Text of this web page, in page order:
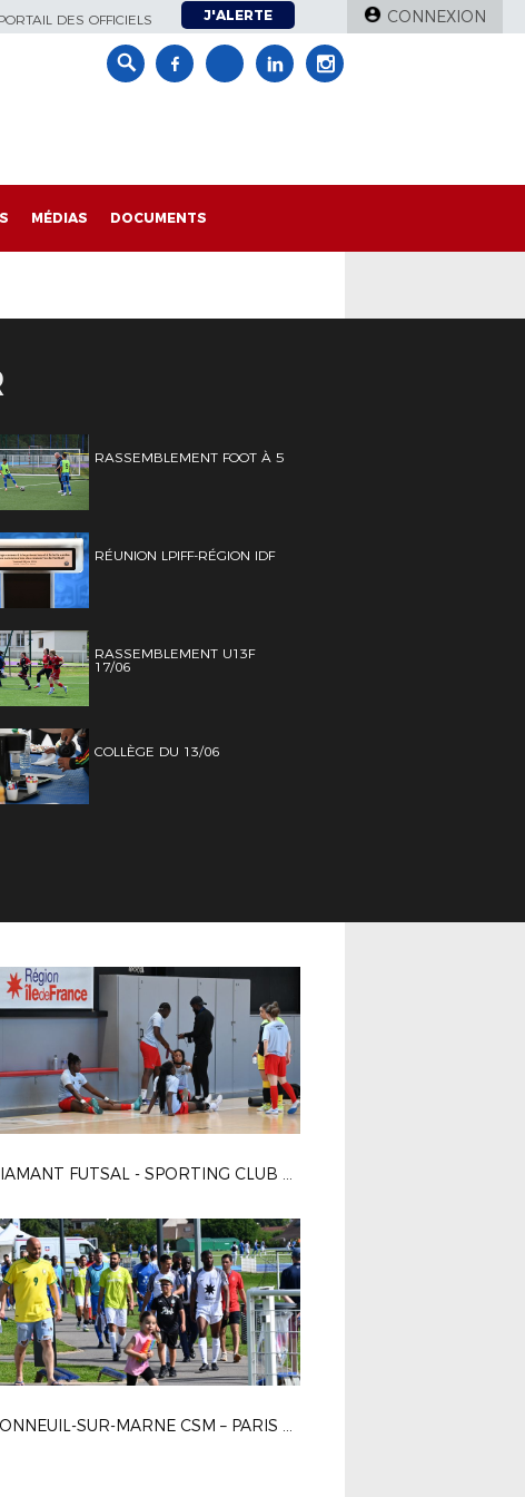
DES OFFICIELS J'ALERTE CONNEXION
MÉDIAS DOCUMENTS
RASSEMBLEMENT FOOT À 5
RÉUNION LPIFF-RÉGION IDF
RASSEMBLEMENT U13F
17/06
COLLÈGE DU 13/06
DIAMANT FUTSAL - SPORTING CLUB PARIS 4-2
BONNEUIL-SUR-MARNE CSM – PARIS 13 ATLETICO 1-0